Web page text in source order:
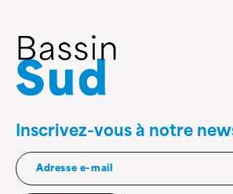
Inscrivez-vous à notre